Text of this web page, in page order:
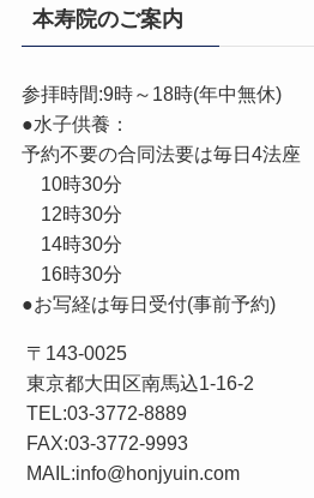
本寿院のご案内
参拝時間:9時～18時(年中無休)
●水子供養：
予約不要の合同法要は毎日4法座
10時30分
12時30分
14時30分
16時30分
●お写経は毎日受付(事前予約)
〒143-0025
東京都大田区南馬込1-16-2
TEL:03-3772-8889
FAX:03-3772-9993
MAIL:info@honjyuin.com